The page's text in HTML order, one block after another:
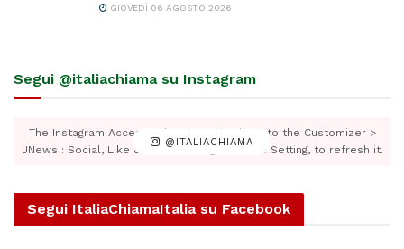
GIOVEDÌ 06 AGOSTO 2026
Segui @italiachiama su Instagram
@ITALIACHIAMA
The Instagram Access Token is expired, Go to the Customizer >
JNews : Social, Like & View > Instagram Feed Setting, to refresh it.
Segui ItaliaChiamaItalia su Facebook